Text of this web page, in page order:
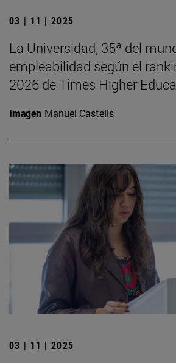
03 | 11 | 2025
La Universidad, 35ª del
empleabilidad según el
2026 de Times Higher
Imagen Manuel Castells
03 | 11 | 2025